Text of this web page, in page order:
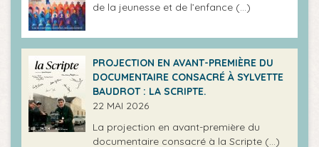
de la jeunesse et de l’enfance (…)
PROJECTION EN AVANT-PREMIÈRE DU
DOCUMENTAIRE CONSACRÉ À SYLVETTE
BAUDROT : LA SCRIPTE.
22 MAI 2026
La projection en avant-première du
documentaire consacré à la Scripte (…)